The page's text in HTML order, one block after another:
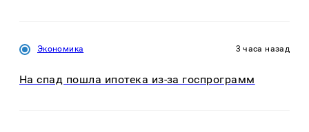
Экономика 3 часа назад
На спад пошла ипотека из-за госпрограмм